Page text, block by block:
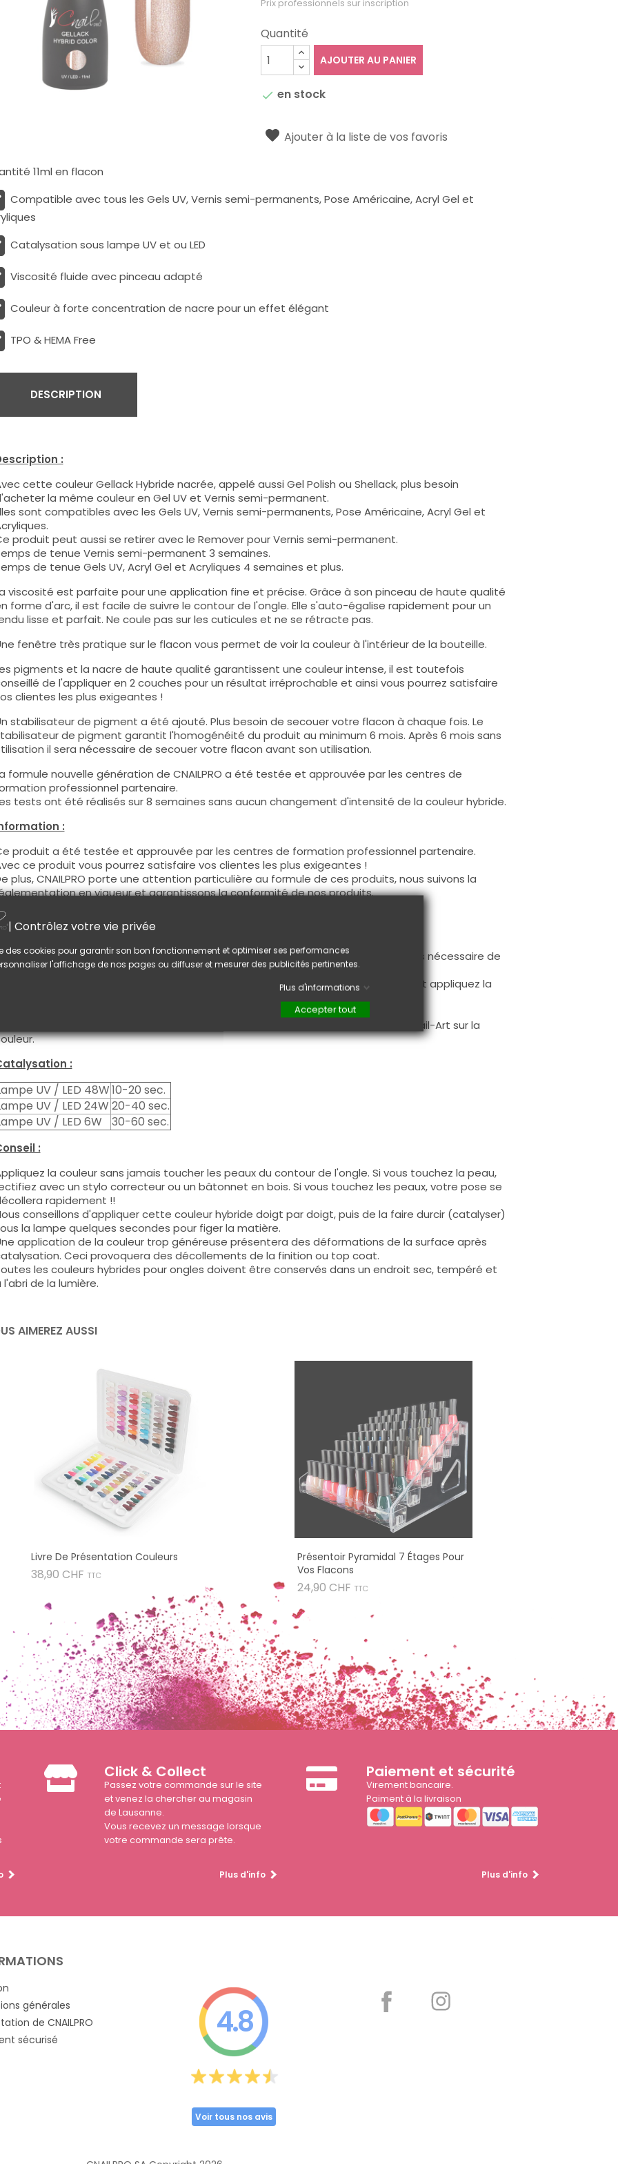
Prix professionnels sur inscription
Quantité
AJOUTER AU PANIER
 en stock
Ajouter à la liste de vos favoris
11ml en flacon
Compatible avec tous les Gels UV, Vernis semi-permanents, Pose Américaine, Acryl Gel et
Catalysation sous lampe UV et ou LED
Viscosité fluide avec pinceau adapté
Couleur à forte concentration de nacre pour un effet élégant
TPO & HEMA Free
DESCRIPTION
:
cette couleur Gellack Hybride nacrée, appelé aussi Gel Polish ou Shellack, plus besoin
la même couleur en Gel UV et Vernis semi-permanent.
sont compatibles avec les Gels UV, Vernis semi-permanents, Pose Américaine, Acryl Gel et
produit peut aussi se retirer avec le Remover pour Vernis semi-permanent.
de tenue Vernis semi-permanent 3 semaines.
de tenue Gels UV, Acryl Gel et Acryliques 4 semaines et plus.
viscosité est parfaite pour une application fine et précise. Grâce à son pinceau de haute qualité
forme d'arc, il est facile de suivre le contour de l'ongle. Elle s'auto-égalise rapidement pour un
lisse et parfait. Ne coule pas sur les cuticules et ne se rétracte pas.
fenêtre très pratique sur le flacon vous permet de voir la couleur à l'intérieur de la bouteille.
pigments et la nacre de haute qualité garantissent une couleur intense, il est toutefois
de l'appliquer en 2 couches pour un résultat irréprochable et ainsi vous pourrez satisfaire
clientes les plus exigeantes !
stabilisateur de pigment a été ajouté. Plus besoin de secouer votre flacon à chaque fois. Le
de pigment garantit l'homogénéité du produit au minimum 6 mois. Après 6 mois sans
il sera nécessaire de secouer votre flacon avant son utilisation.
formule nouvelle génération de CNAILPRO a été testée et approuvée par les centres de
professionnel partenaire.
tests ont été réalisés sur 8 semaines sans aucun changement d'intensité de la couleur hybride.
:
produit a été testée et approuvée par les centres de formation professionnel partenaire.
ce produit vous pourrez satisfaire vos clientes les plus exigeantes !
plus, CNAILPRO porte une attention particulière au formule de ces produits, nous suivons la
en vigueur et garantissons la conformité de nos produits.
:
couleur s'applique avec son pinceau, de manière fine, sur la base (il n'est pas nécessaire de
la couche de cohésion) ou sur la construction après limage.
Ce produit s'applique en deux couches, fermez le bord libre à la première couche et appliquez la
Ces produits s'utilisent autant en couleur pleine qu'en French.
Vous pouvez dégraisser la couche de cohésion si vous désirez faire une création Nail-Art sur la
:
UV / LED 48W10-20 sec.
UV / LED 24W 20-40 sec.
UV / LED 6W
30-60 sec.
:
la couleur sans jamais toucher les peaux du contour de l'ongle. Si vous touchez la peau,
avec un stylo correcteur ou un bâtonnet en bois. Si vous touchez les peaux, votre pose se
rapidement !!
conseillons d'appliquer cette couleur hybride doigt par doigt, puis de la faire durcir (catalyser)
la lampe quelques secondes pour figer la matière.
application de la couleur trop généreuse présentera des déformations de la surface après
Ceci provoquera des décollements de la finition ou top coat.
les couleurs hybrides pour ongles doivent être conservés dans un endroit sec, tempéré et
l'abri de la lumière.
AIMEREZ AUSSI
Livre De Présentation Couleurs
38,90 CHF Prix
TTC
Présentoir Pyramidal 7 Étages Pour
Vos Flacons
24,90 CHF Prix
TTC
Click & Collect
Passez votre commande sur le site
et venez la chercher au magasin
de Lausanne.
Vous recevez un message lorsque
votre commande sera prête.
Plus d'info
Paiement et sécurité
Virement bancaire.
Paiment à la livraison
Plus d'info
générales
de CNAILPRO
sécurisé
4.8
Voir tous nos avis
| Contrôlez votre vie privée
des cookies pour garantir son bon fonctionnement et optimiser ses performances
l'affichage de nos pages ou diffuser et mesurer des publicités pertinentes.
Plus d'informations
Accepter tout